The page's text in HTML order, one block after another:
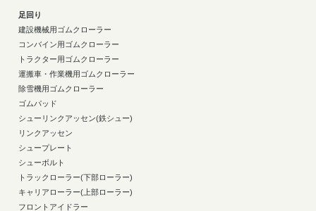
足回り
建設機械用ゴムクローラー
コンバイン用ゴムクローラー
トラクター用ゴムクローラー
運搬車・作業機用ゴムクローラー
除雪機用ゴムクローラー
ゴムパッド
シューリンクアッセン(鉄シュー)
リンクアッセン
シュープレート
シューボルト
トラックローラー(下部ローラー)
キャリアローラー(上部ローラー)
フロントアイドラー